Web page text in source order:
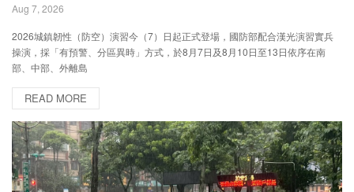
Aug 7, 2026
2026城鎮韌性（防空）演習今（7）日起正式登場，國防部配合漢光演習實兵
操演，採「有預警、分區異時」方式，於8月7日及8月10日至13日依序在南
部、中部、外離島
READ MORE